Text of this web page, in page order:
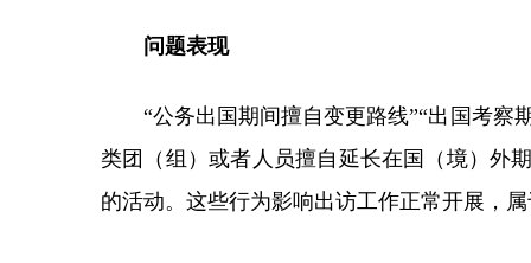
问题表现
“公务出国期间擅自变更路线”“出国考
类团（组）或者人员擅自延长在国（境）外
的活动。这些行为影响出访工作正常开展，